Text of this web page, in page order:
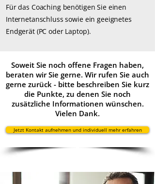
Für das Coaching benötigen Sie einen
Internetanschluss sowie ein geeignetes
Endgerät (PC oder Laptop).
Soweit Sie noch offene Fragen haben,
beraten wir Sie gerne. Wir rufen Sie auch
gerne zurück - bitte beschreiben Sie kurz
die Punkte, zu denen Sie noch
zusätzliche Informationen wünschen.
Vielen Dank.
Jetzt Kontakt aufnehmen und individuell mehr erfahren